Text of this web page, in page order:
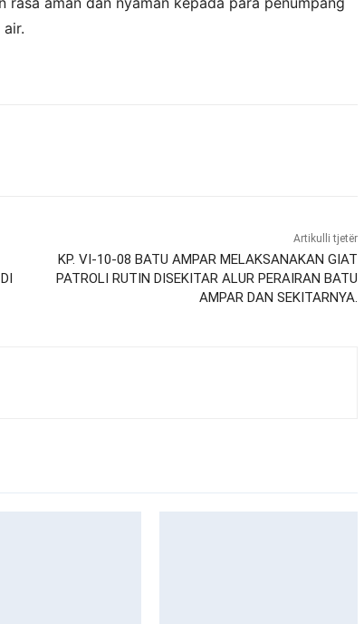
Artikulli tjetër
KP. VI-10-08 BATU AMPAR MELAKSANAKAN GIAT
PATROLI RUTIN DISEKITAR ALUR PERAIRAN BATU
AMPAR DAN SEKITARNYA.